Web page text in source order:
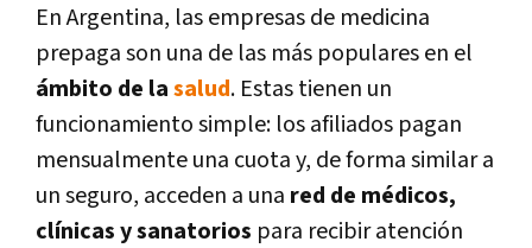
En Argentina, las empresas de medicina
prepaga son una de las más populares en el
ámbito de lasalud. Estas tienen un
funcionamiento simple: los afiliados pagan
mensualmente una cuota y, de forma similar a
un seguro, acceden a una red de médicos,
clínicas y sanatorios para recibir atención